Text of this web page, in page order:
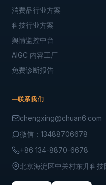
消费品行业方案
科技行业方案
舆情监控中台
AIGC 内容工厂
免费诊断报告
联系我们
chengxing@chuan6.com
微信：13488706678
+86 134-8870-6678
北京海淀区中关村东升科技